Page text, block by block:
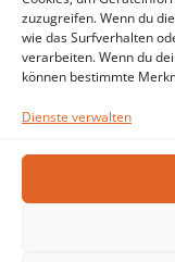
zuzugreifen. Wenn du
wie das Surfverhalten
verarbeiten. Wenn du
können bestimmte
Dienste verwalten
und setzen
vornherein